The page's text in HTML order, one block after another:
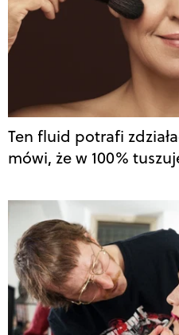
Ten fluid potrafi
mówi, że w 100%